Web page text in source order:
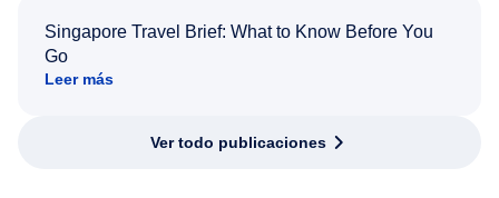
Singapore Travel Brief: What to Know Before You
Go
Leer más
Ver todo publicaciones